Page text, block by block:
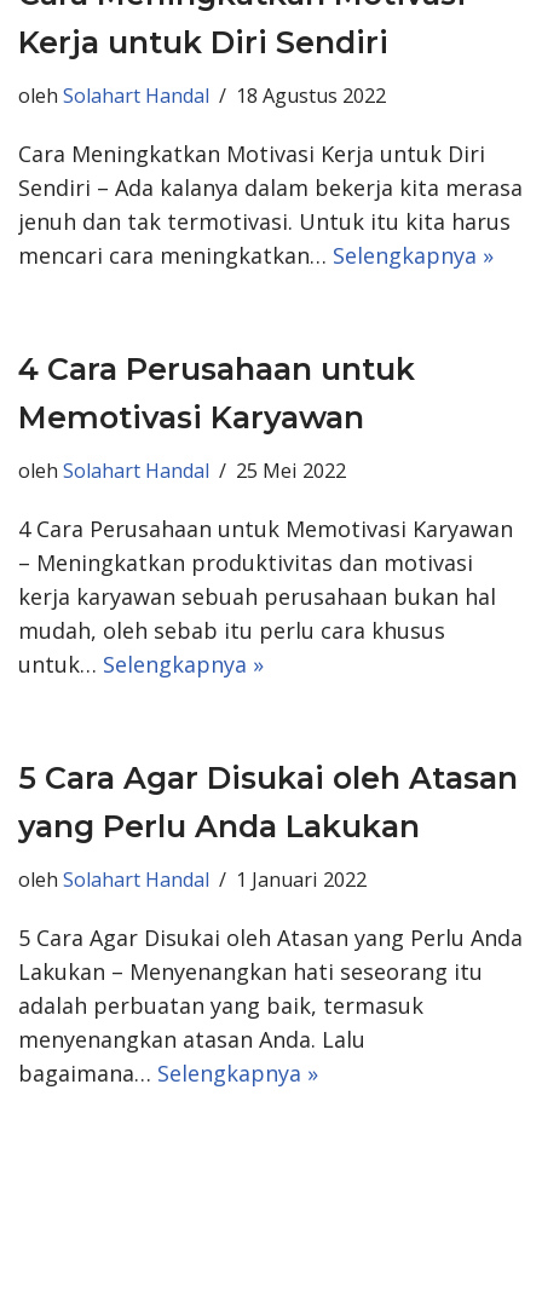
Kerja untuk Diri Sendiri
oleh Solahart Handal 18 Agustus 2022
Cara Meningkatkan Motivasi Kerja untuk Diri
Sendiri – Ada kalanya dalam bekerja kita merasa
jenuh dan tak termotivasi. Untuk itu kita harus
mencari cara meningkatkan… Selengkapnya »
4 Cara Perusahaan untuk
Memotivasi Karyawan
oleh Solahart Handal 25 Mei 2022
4 Cara Perusahaan untuk Memotivasi Karyawan
– Meningkatkan produktivitas dan motivasi
kerja karyawan sebuah perusahaan bukan hal
mudah, oleh sebab itu perlu cara khusus
untuk… Selengkapnya »
5 Cara Agar Disukai oleh Atasan
yang Perlu Anda Lakukan
oleh Solahart Handal 1 Januari 2022
5 Cara Agar Disukai oleh Atasan yang Perlu Anda
Lakukan – Menyenangkan hati seseorang itu
adalah perbuatan yang baik, termasuk
menyenangkan atasan Anda. Lalu
bagaimana… Selengkapnya »